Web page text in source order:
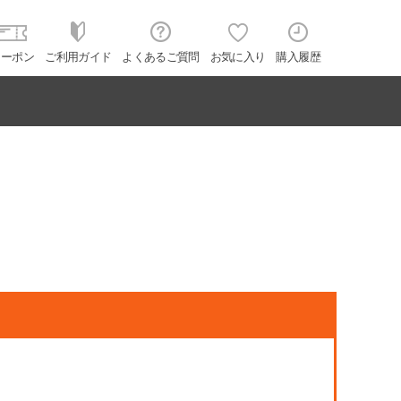
ポン ご利用ガイド よくあるご質問 お気に入り 購入履歴